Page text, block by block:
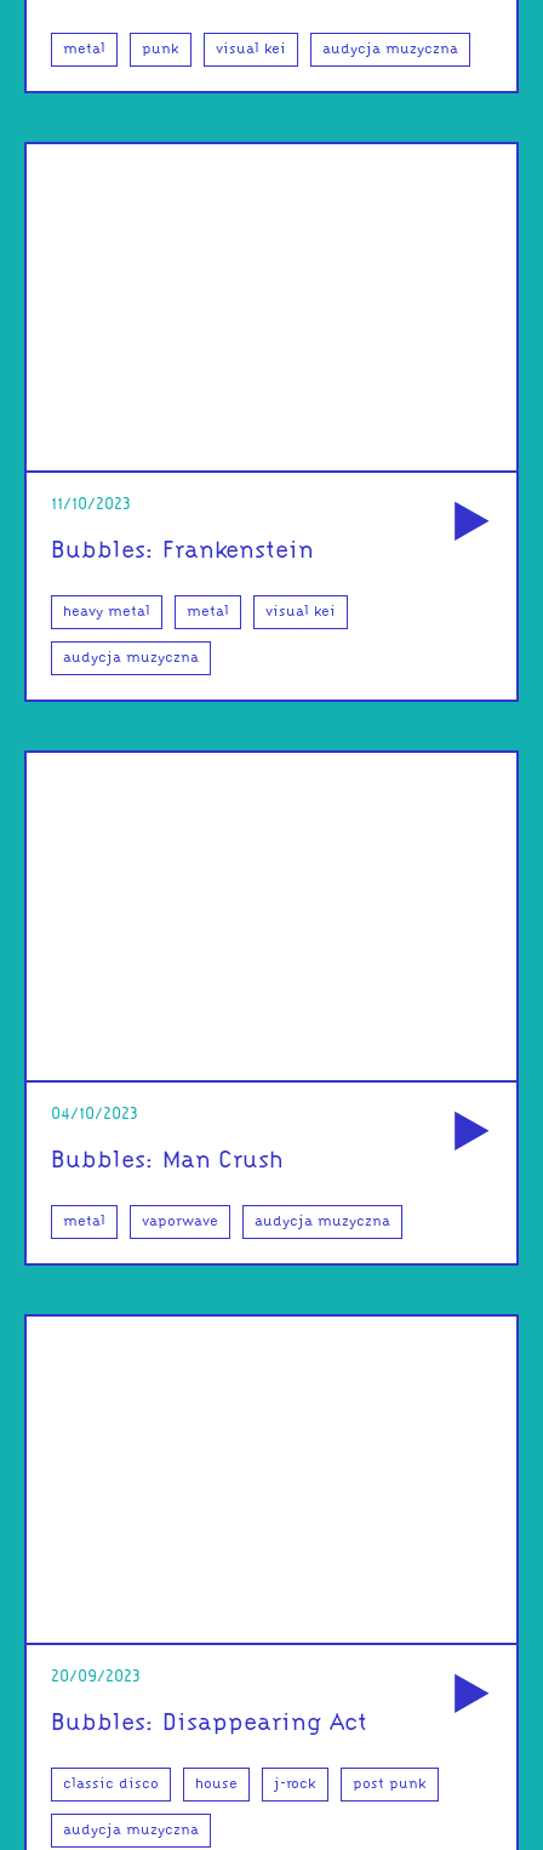
metal punk visual kei audycja muzyczna
11/10/2023
Bubbles: Frankenstein
heavy metal metal visual kei
audycja muzyczna
04/10/2023
Bubbles: Man Crush
metal vaporwave audycja muzyczna
20/09/2023
Bubbles: Disappearing Act
classic disco house j-rock post punk
audycja muzyczna